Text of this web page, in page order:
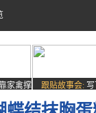
家禽撑
跟贴故事会: